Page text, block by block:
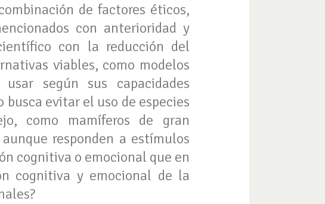
de factores éticos,
con anterioridad y
con la reducción del
viables, como modelos
según sus capacidades
evitar el uso de especies
como mamíferos de gran
responden a estímulos
cognitiva o emocional que en
cognitiva y emocional de la